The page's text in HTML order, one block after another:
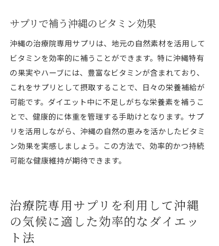
サプリで補う沖縄のビタミン効果
沖縄の治療院専用サプリは、地元の自然素材を活用して
ビタミンを効率的に補うことができます。特に沖縄特有
の果実やハーブには、豊富なビタミンが含まれており、
これをサプリとして摂取することで、日々の栄養補給が
可能です。ダイエット中に不足しがちな栄養素を補うこ
とで、健康的に体重を管理する手助けとなります。サプ
リを活用しながら、沖縄の自然の恵みを活かしたビタミ
ン効果を実感しましょう。この方法で、効率的かつ持続
可能な健康維持が期待できます。
治療院専用サプリを利用して沖縄
の気候に適した効率的なダイエッ
ト法